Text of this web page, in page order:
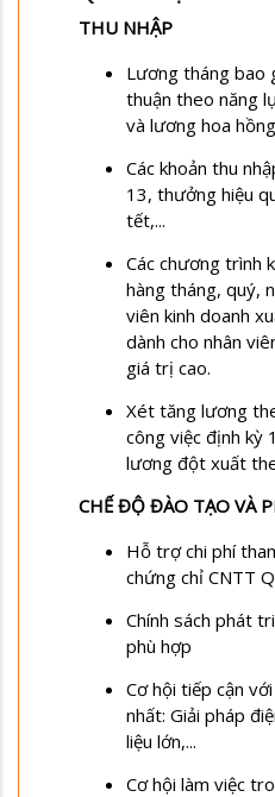
THU NHẬP
Lương tháng bao
thuận theo năng
và lương hoa
Các khoản thu
13, thưởng hiệu
tết,...
Các chương trình
hàng tháng, quý,
viên kinh doanh
dành cho nhân
giá trị cao.
Xét tăng lương
công việc định kỳ
lương đột xuất
CHẾ ĐỘ ĐÀO TẠO VÀ
Hỗ trợ chi phí
chứng chỉ CNTT
Chính sách phát
phù hợp
Cơ hội tiếp cận
nhất: Giải pháp
liệu lớn,...
Cơ hội làm việc